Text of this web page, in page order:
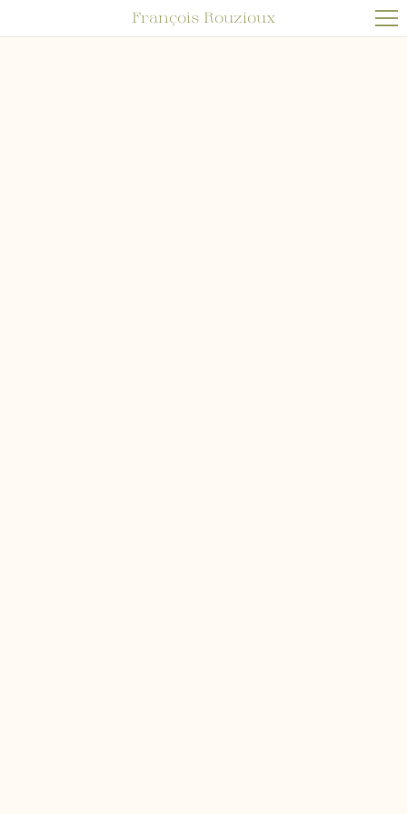
François Rouzioux